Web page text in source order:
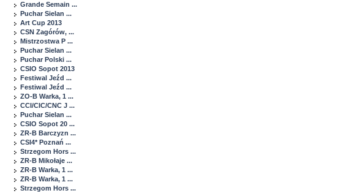
Grande Semain ...
Puchar Sielan ...
Art Cup 2013
CSN Zagórów, ...
Mistrzostwa P ...
Puchar Sielan ...
Puchar Polski ...
CSIO Sopot 2013
Festiwal Jeźd ...
Festiwal Jeźd ...
ZO-B Warka, 1 ...
CCI/CIC/CNC J ...
Puchar Sielan ...
CSIO Sopot 20 ...
ZR-B Barczyzn ...
CSI4* Poznań ...
Strzegom Hors ...
ZR-B Mikołaje ...
ZR-B Warka, 1 ...
ZR-B Warka, 1 ...
Strzegom Hors ...